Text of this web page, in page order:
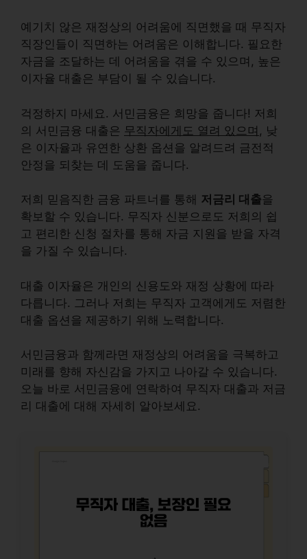
예기치 않은 재정상의 어려움에 직면했을 때 무직자
직장인들이 직면하는 어려움은 이해합니다. 필요한
자금을 조달하는 데 어려움을 겪을 수 있으며, 높은
이자율 대출은 부담이 될 수 있습니다.
걱정하지 마세요. 서민금융은 희망을 줍니다! 저희
의 서민금융 대출은 무직자에게도 열려 있으며 , 낮
은 이자율과 유연한 상환 옵션을 알려드려 금전적
안정을 되찾는 데 도움을 줍니다.
저희 믿음직한 금융 파트너를 통해 저금리 대출을
확보할 수 있습니다. 무직자 신분으로도 저희의 쉽
고 편리한 신청 절차를 통해 자금 지원을 받을 자격
을 가질 수 있습니다.
대출 이자율은 개인의 신용도와 재정 상황에 따라
다릅니다. 그러나 저희는 무직자 고객에게도 저렴한
대출 옵션을 제공하기 위해 노력합니다.
서민금융과 함께라면 재정상의 어려움을 극복하고
미래를 향해 자신감을 가지고 나아갈 수 있습니다.
오늘 바로 서민금융에 연락하여 무직자 대출과 저금
리 대출에 대해 자세히 알아보세요.